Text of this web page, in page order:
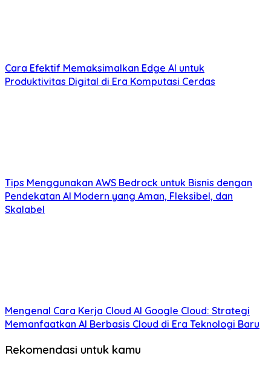
Cara Efektif Memaksimalkan Edge AI untuk
Produktivitas Digital di Era Komputasi Cerdas
Tips Menggunakan AWS Bedrock untuk Bisnis dengan
Pendekatan AI Modern yang Aman, Fleksibel, dan
Skalabel
Mengenal Cara Kerja Cloud AI Google Cloud: Strategi
Memanfaatkan AI Berbasis Cloud di Era Teknologi Baru
Rekomendasi untuk kamu